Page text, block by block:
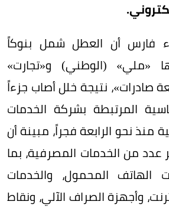
فارس أن العطل شمل بنوكاً
«ملي» (الوطني) و«تجارت»
صادرات»، نتيجة خلل أصاب جزءاً
المرتبطة بشركة الخدمات
منذ نحو الرابعة فجراً، مبينة أن
عدد من الخدمات المصرفية، بما
المحمول، والخدمات
وأجهزة الصراف الآلي، ونقاط